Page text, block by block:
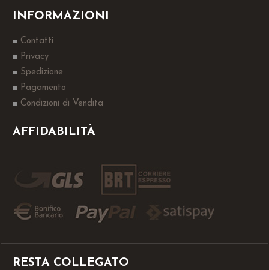
INFORMAZIONI
Contatti
Privacy
Spedizione
Pagamento
Condizioni di Vendita
AFFIDABILITÀ
RESTA COLLEGATO